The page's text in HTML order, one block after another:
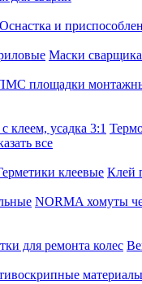
Оснастка и
Маски сварщика
площадки
клеем, усадка 3:1
все
клеевые Клей
NORMA хомуты
для ремонта колес
материалы